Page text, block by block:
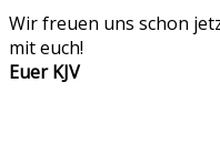
Wir freuen uns schon
mit euch!
Euer KJV